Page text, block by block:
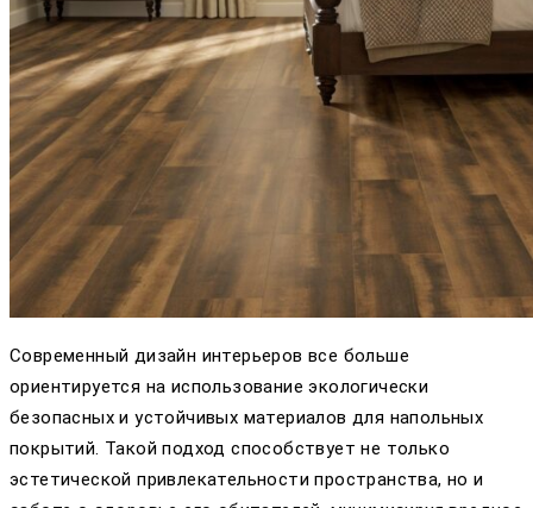
Современный дизайн интерьеров все больше
ориентируется на использование экологически
безопасных и устойчивых материалов для напольных
покрытий. Такой подход способствует не только
эстетической привлекательности пространства, но и